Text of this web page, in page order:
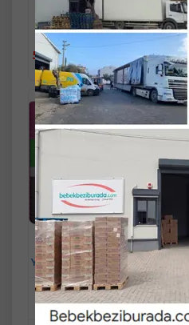
indirimli
5.466,90 TL
%5
5.193,56 TL
Ekle
Depend Emici Külot
Yetişkin Bezi Medium - Orta
Kadın (30 Adet)
Mandaş Group Güvencesi ve
Kalitesiyle...!